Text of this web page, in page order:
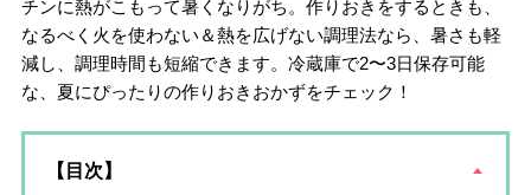
チンに熱がこもって暑くなりがち。作りおきをするときも、
なるべく火を使わない＆熱を広げない調理法なら、暑さも軽
減し、調理時間も短縮できます。冷蔵庫で2〜3日保存可能
な、夏にぴったりの作りおきおかずをチェック！
【目次】